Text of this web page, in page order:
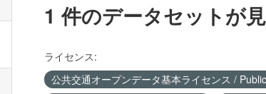
1 件のデータセットが
ライセンス:
公共交通オープンデータ基本ライセンス /